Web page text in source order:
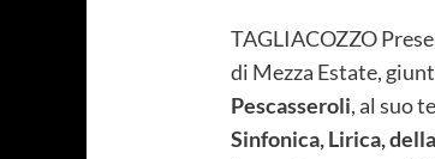
TAGLIACOZZO
di Mezza Estate,
Pescasseroli, al suo
Sinfonica, Lirica,